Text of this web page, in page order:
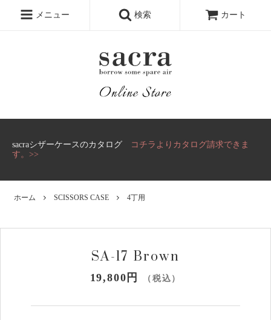
sacraシザーケースのカタログ
コチラよりカタログ請求できま
す。>>
メニュー 検索 カート
ホーム SCISSORS CASE 4丁用
SA-17 Brown
19,800円 （税込）